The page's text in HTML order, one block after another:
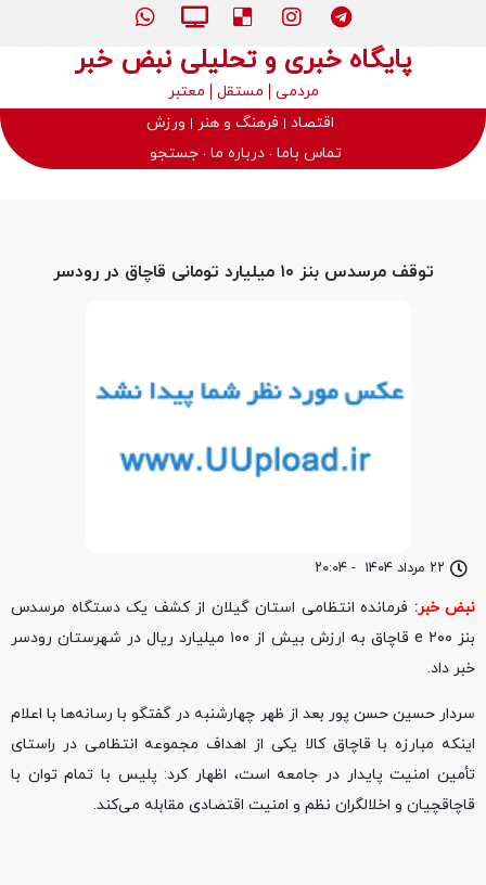
پایگاه خبری و تحلیلی نبض خبر
مردمی مستقل
معتبر
اقتصاد
فرهنگ و هنر
ورزش
تماس باما درباره ما جستجو
۲۲ مرداد ۱۴۰۴ - ۲۰:۰۴
توقف مرسدس بنز ۱۰ میلیارد تومانی قاچاق در رودسر
نبض خبر: فرمانده انتظامی استان گیلان از کشف یک دستگاه مرسدس
بنز e ۲۰۰ قاچاق به ارزش بیش از ۱۰۰ میلیارد ریال در شهرستان رودسر
خبر داد.
سردار حسین حسن پور بعد از ظهر چهارشنبه در گفتگو با رسانه‌ها با اعلام
اینکه مبارزه با قاچاق کالا یکی از اهداف مجموعه انتظامی در راستای
تأمین امنیت پایدار در جامعه است، اظهار کرد: پلیس با تمام توان با
قاچاقچیان و اخلالگران نظم و امنیت اقتصادی مقابله می‌کند.